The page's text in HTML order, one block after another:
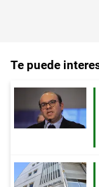
Te puede